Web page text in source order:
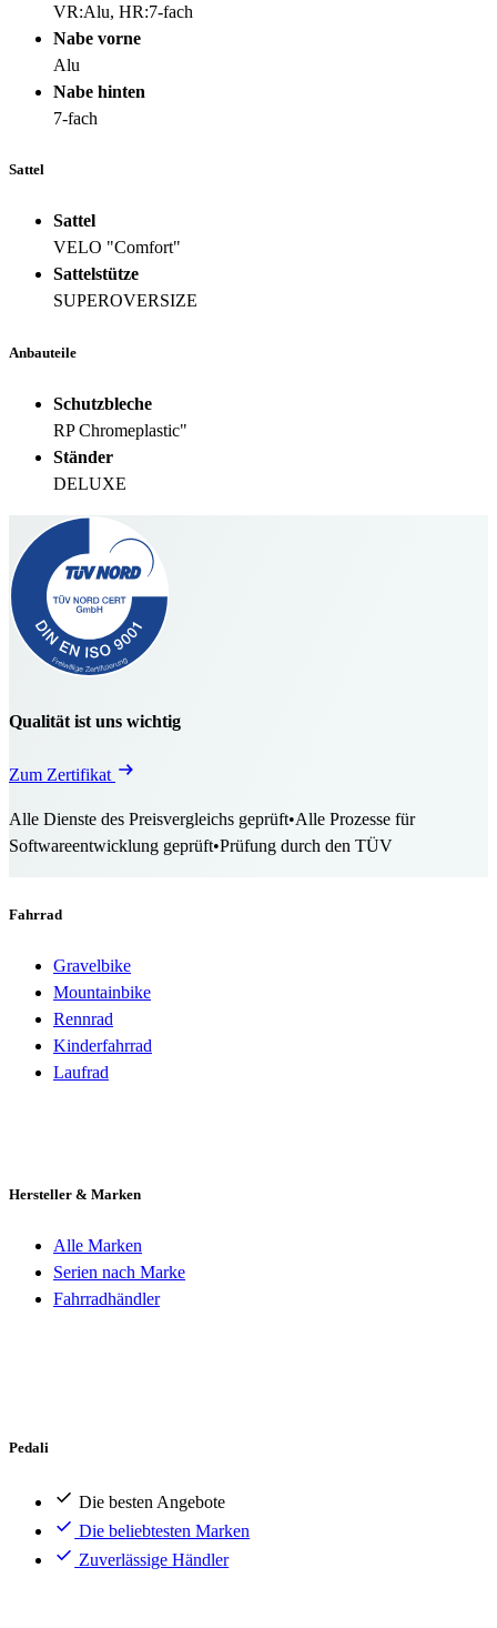
VR:Alu, HR:7-fach
Nabe vorne
Alu
Nabe hinten
7-fach
Sattel
Sattel
VELO "Comfort"
Sattelstütze
SUPEROVERSIZE
Anbauteile
Schutzbleche
RP Chromeplastic"
Ständer
DELUXE
Qualität ist uns wichtig
Zum Zertifikat
Alle Dienste des Preisvergleichs geprüft•Alle Prozesse für
Softwareentwicklung geprüft•Prüfung durch den TÜV
Fahrrad
Gravelbike
Mountainbike
Rennrad
Kinderfahrrad
Laufrad
Hersteller & Marken
Alle Marken
Serien nach Marke
Fahrradhändler
Pedali
Die besten Angebote
Die beliebtesten Marken
Zuverlässige Händler